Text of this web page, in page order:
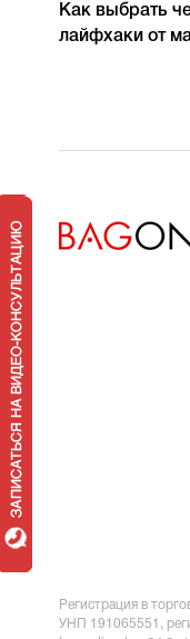
Как выбрать
лайфхаки от
Регистрация в
УНП 191065551,